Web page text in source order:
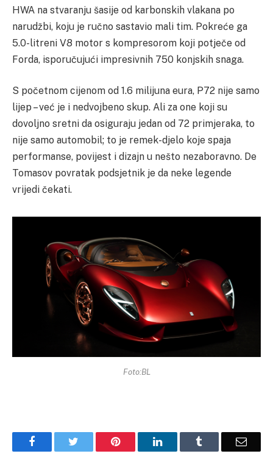
HWA na stvaranju šasije od karbonskih vlakana po
narudžbi, koju je ručno sastavio mali tim. Pokreće ga
5.0-litreni V8 motor s kompresorom koji potječe od
Forda, isporučujući impresivnih 750 konjskih snaga.
S početnom cijenom od 1.6 milijuna eura, P72 nije samo
lijep – već je i nedvojbeno skup. Ali za one koji su
dovoljno sretni da osiguraju jedan od 72 primjeraka, to
nije samo automobil; to je remek-djelo koje spaja
performanse, povijest i dizajn u nešto nezaboravno. De
Tomasov povratak podsjetnik je da neke legende
vrijedi čekati.
Foto:BL
Facebook Pinterest LinkedIn Email